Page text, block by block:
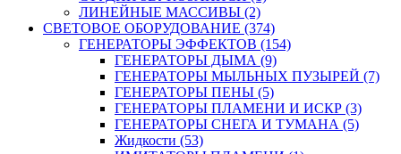
ЛИНЕЙНЫЕ МАССИВЫ (2)
СВЕТОВОЕ ОБОРУДОВАНИЕ (374)
ГЕНЕРАТОРЫ ЭФФЕКТОВ (154)
ГЕНЕРАТОРЫ ДЫМА (9)
ГЕНЕРАТОРЫ МЫЛЬНЫХ ПУЗЫРЕЙ (7)
ГЕНЕРАТОРЫ ПЕНЫ (5)
ГЕНЕРАТОРЫ ПЛАМЕНИ И ИСКР (3)
ГЕНЕРАТОРЫ СНЕГА И ТУМАНА (5)
Жидкости (53)